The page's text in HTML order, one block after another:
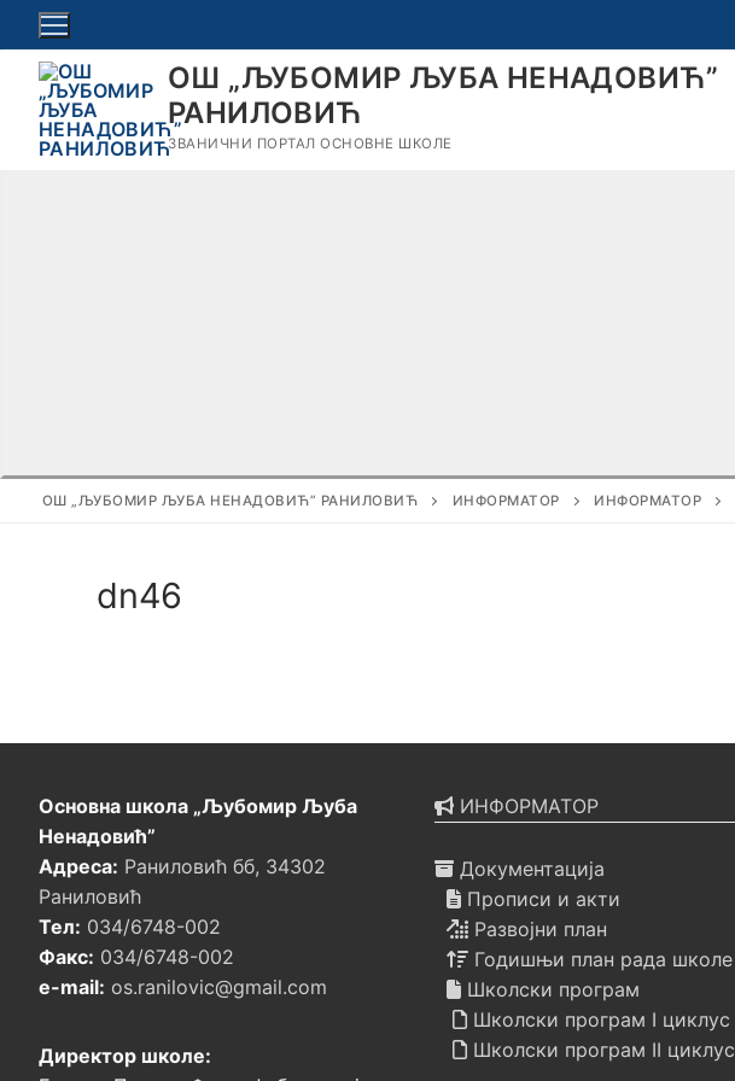
Прескочи
до
садржаја
ОШ „ЉУБОМИР ЉУБА НЕНАДОВИЋ”
РАНИЛОВИЋ
ЗВАНИЧНИ ПОРТАЛ ОСНОВНЕ ШКОЛЕ
ОШ „ЉУБОМИР ЉУБА НЕНАДОВИЋ” РАНИЛОВИЋ ИНФОРМАТОР ИНФОРМАТОР
dn46
Основна школа „Љубомир Љуба
Ненадовић”
Адреса: Раниловић бб, 34302
Раниловић
Тел: 034/6748-002
Факс: 034/6748-002
e-mail: os.ranilovic@gmail.com
Директор школе:
ИНФОРМАТОР
Документација
Прописи и акти
Развојни план
Годишњи план рада школе
Школски програм
Школски програм I циклус
Школски програм II циклус